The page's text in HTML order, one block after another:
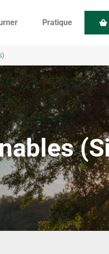
Pratique